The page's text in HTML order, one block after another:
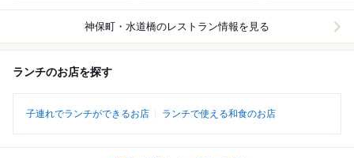
神保町・水道橋のレストラン情報を見る
ランチのお店を探す
子連れでランチができるお店 ランチで使える和食のお店